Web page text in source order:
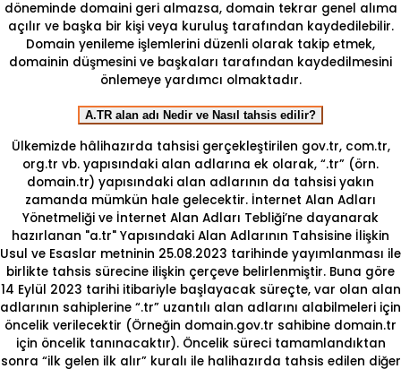
döneminde domaini geri almazsa, domain tekrar genel alıma
açılır ve başka bir kişi veya kuruluş tarafından kaydedilebilir.
Domain yenileme işlemlerini düzenli olarak takip etmek,
domainin düşmesini ve başkaları tarafından kaydedilmesini
önlemeye yardımcı olmaktadır.
A.TR alan adı Nedir ve Nasıl tahsis edilir?
Ülkemizde hâlihazırda tahsisi gerçekleştirilen gov.tr, com.tr,
org.tr vb. yapısındaki alan adlarına ek olarak, “.tr” (örn.
domain.tr) yapısındaki alan adlarının da tahsisi yakın
zamanda mümkün hale gelecektir. İnternet Alan Adları
Yönetmeliği ve İnternet Alan Adları Tebliği’ne dayanarak
hazırlanan "a.tr" Yapısındaki Alan Adlarının Tahsisine İlişkin
Usul ve Esaslar metninin 25.08.2023 tarihinde yayımlanması ile
birlikte tahsis sürecine ilişkin çerçeve belirlenmiştir. Buna göre
14 Eylül 2023 tarihi itibariyle başlayacak süreçte, var olan alan
adlarının sahiplerine “.tr” uzantılı alan adlarını alabilmeleri için
öncelik verilecektir (Örneğin domain.gov.tr sahibine domain.tr
için öncelik tanınacaktır). Öncelik süreci tamamlandıktan
sonra “ilk gelen ilk alır” kuralı ile halihazırda tahsis edilen diğer